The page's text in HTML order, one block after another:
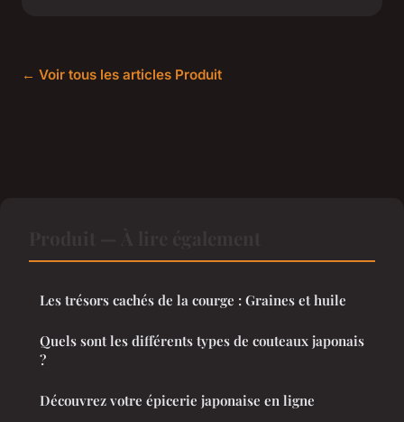
← Voir tous les articles Produit
Les trésors cachés de la courge : Graines et huile
Quels sont les différents types de couteaux japonais
?
Découvrez votre épicerie japonaise en ligne